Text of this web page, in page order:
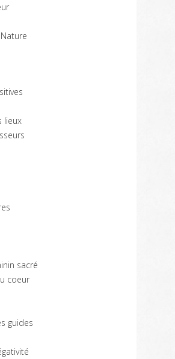
lieux
sacré
coeur
guides